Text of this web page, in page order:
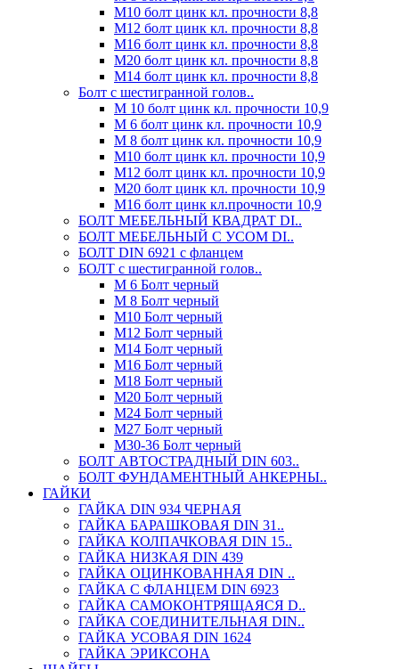
М10 болт цинк кл. прочности 8,8
М12 болт цинк кл. прочности 8,8
М16 болт цинк кл. прочности 8,8
М20 болт цинк кл. прочности 8,8
М14 болт цинк кл. прочности 8,8
Болт с шестигранной голов..
М 10 болт цинк кл. прочности 10,9
М 6 болт цинк кл. прочности 10,9
М 8 болт цинк кл. прочности 10,9
М10 болт цинк кл. прочности 10,9
М12 болт цинк кл. прочности 10,9
М20 болт цинк кл. прочности 10,9
М16 болт цинк кл.прочности 10,9
БОЛТ МЕБЕЛЬНЫЙ КВАДРАТ DI..
БОЛТ МЕБЕЛЬНЫЙ С УСОМ DI..
БОЛТ DIN 6921 c фланцем
БОЛТ с шестигранной голов..
М 6 Болт черный
М 8 Болт черный
М10 Болт черный
М12 Болт черный
М14 Болт черный
М16 Болт черный
М18 Болт черный
М20 Болт черный
М24 Болт черный
М27 Болт черный
М30-36 Болт черный
БОЛТ АВТОСТРАДНЫЙ DIN 603..
БОЛТ ФУНДАМЕНТНЫЙ АНКЕРНЫ..
ГАЙКИ
ГАЙКА DIN 934 ЧЕРНАЯ
ГАЙКА БАРАШКОВАЯ DIN 31..
ГАЙКА КОЛПАЧКОВАЯ DIN 15..
ГАЙКА НИЗКАЯ DIN 439
ГАЙКА ОЦИНКОВАННАЯ DIN ..
ГАЙКА С ФЛАНЦЕМ DIN 6923
ГАЙКА САМОКОНТРЯЩАЯСЯ D..
ГАЙКА СОЕДИНИТЕЛЬНАЯ DIN..
ГАЙКА УСОВАЯ DIN 1624
ГАЙКА ЭРИКСОНА